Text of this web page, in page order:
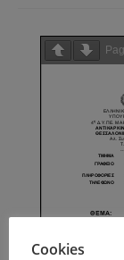
Cookies